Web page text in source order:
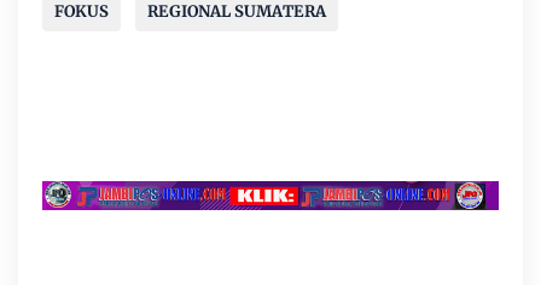
FOKUS REGIONAL SUMATERA